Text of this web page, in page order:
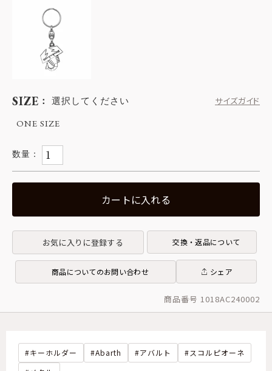
SIZE 選択してください
サイズガイド
ONE SIZE
カートに入れる
お気に入りに登録する 交換・返品について
商品についてのお問い合わせ シェア
商品番号 1018AC240002
キーホルダー Abarth アバルト
スコルピオーネ